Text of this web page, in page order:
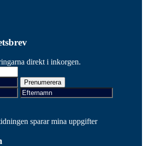
direkt i inkorgen.
sparar mina uppgifter